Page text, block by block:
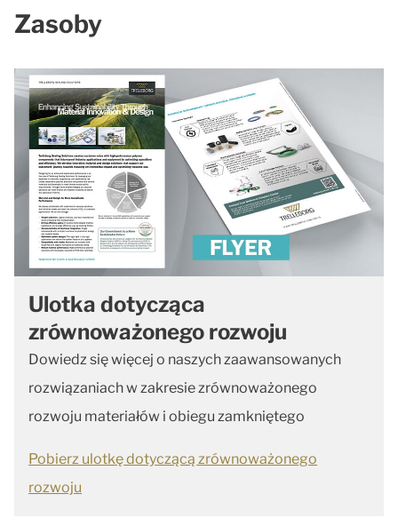
Zasoby
Ulotka dotycząca
zrównoważonego rozwoju
Dowiedz się więcej o naszych zaawansowanych
rozwiązaniach w zakresie zrównoważonego
rozwoju materiałów i obiegu zamkniętego
Pobierz ulotkę dotyczącą zrównoważonego
rozwoju